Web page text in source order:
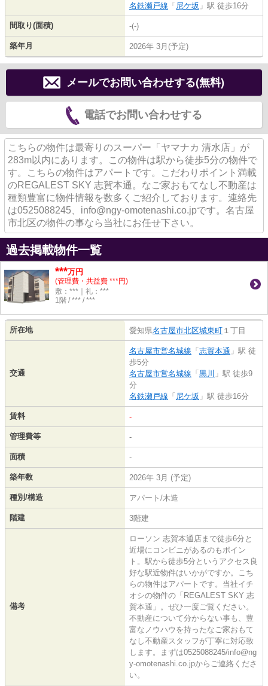
名鉄瀬戸線 「 尼ケ坂 」駅 徒歩16分
間取り(面積) -(-)
築年月 2026年 3月(予定)
メールでお問い合わせする(無料)
電話でお問い合わせする
こちらの物件は最寄りのスーパー「ヤマナカ 清水店」が
283m以内にあります。この物件は駅から徒歩5分の物件で
す。こちらの物件はアパートです。こだわりポイント満載
のREGALEST SKY 志賀本通。なご家おもてなし不動産は
種類豊富に物件情報を数多くご紹介しております。連絡先
は0525088245、info@ngy-omotenashi.co.jpです。名古屋
市北区の物件の事なら当社にお任せ下さい。
過去掲載物件一覧
***万円
(管理費・共益費 ***円)
敷：***｜礼：***
1階 / *** / ***
所在地 愛知県名古屋市北区城東町 １丁目
交通
名古屋市営名城線 「 志賀本通 」駅 徒
歩5分
名古屋市営名城線 「 黒川 」駅 徒歩9
分
名鉄瀬戸線 「 尼ケ坂 」駅 徒歩16分
賃料 -
管理費等 -
面積 -
築年数 2026年 3月 (予定)
種別/構造 アパート/木造
階建 3階建
備考
ローソン 志賀本通店まで徒歩6分と
近場にコンビニがあるのもポイン
ト。駅から徒歩5分というアクセス良
好な駅近物件はいかがですか。こち
らの物件はアパートです。当社イチ
オシの物件の「REGALEST SKY 志
賀本通」。ぜひ一度ご覧ください。
不動産について分からない事も、豊
富なノウハウを持ったなご家おもて
なし不動産スタッフが丁寧に対応致
します。まずは0525088245/info@ng
y-omotenashi.co.jpからご連絡くださ
い。